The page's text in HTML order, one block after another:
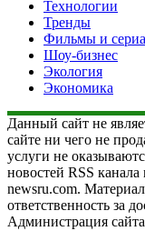
Технологии
Тренды
Фильмы и
Шоу-бизнес
Экология
Экономика
Данный сайт не
сайте ни чего не
услуги не
новостей RSS
newsru.com.
ответственность за
Администрация сайта